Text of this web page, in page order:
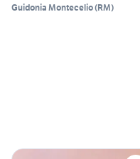
Guidonia Montecelio(RM)